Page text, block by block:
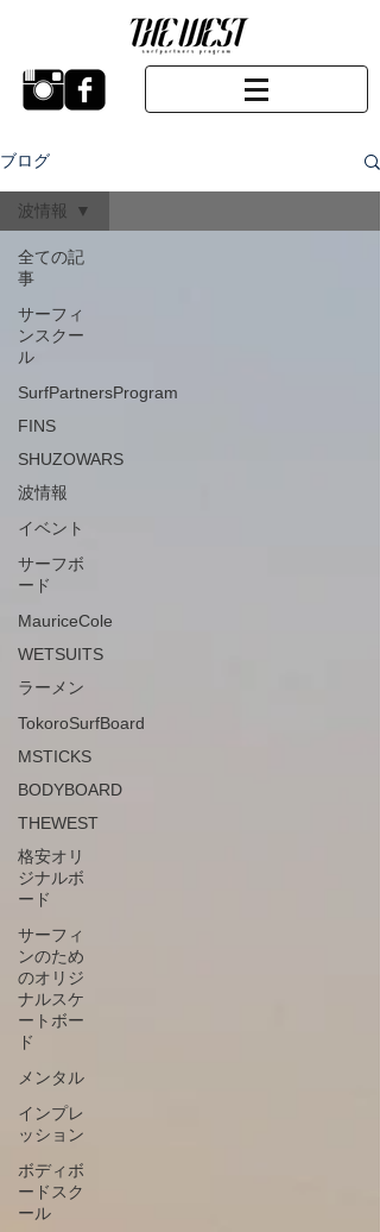
ブログ
全ての記
事
サーフィ
ンスクー
ル
SurfPartnersProgram
FINS
SHUZOWARS
波情報
イベント
サーフボ
ード
MauriceCole
WETSUITS
ラーメン
TokoroSurfBoard
MSTICKS
BODYBOARD
THEWEST
格安オリ
ジナルボ
ード
サーフィ
ンのため
のオリジ
ナルスケ
ートボー
ド
メンタル
インプレ
ッション
ボディボ
ードスク
ール
波情報